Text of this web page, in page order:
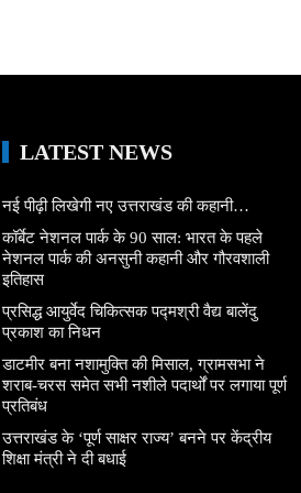
LATEST NEWS
नई पीढ़ी लिखेगी नए उत्तराखंड की कहानी…
कॉर्बेट नेशनल पार्क के 90 साल: भारत के पहले
नेशनल पार्क की अनसुनी कहानी और गौरवशाली
इतिहास
प्रसिद्ध आयुर्वेद चिकित्सक पद्मश्री वैद्य बालेंदु
प्रकाश का निधन
डाटमीर बना नशामुक्ति की मिसाल, ग्रामसभा ने
शराब-चरस समेत सभी नशीले पदार्थों पर लगाया पूर्ण
प्रतिबंध
उत्तराखंड के ‘पूर्ण साक्षर राज्य’ बनने पर केंद्रीय
शिक्षा मंत्री ने दी बधाई